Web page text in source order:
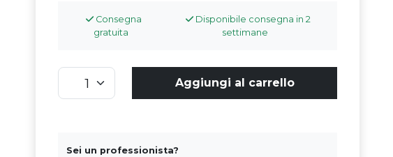
Consegna
gratuita
Disponibile consegna in 2
settimane
Aggiungi al carrello
Sei un professionista?